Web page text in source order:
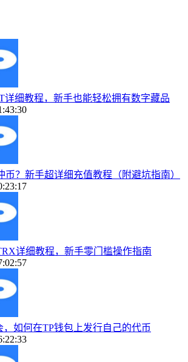
详细教程，新手也能轻松拥有数字藏品
币？新手超详细充值教程（附避坑指南）
详细教程，新手零门槛操作指南
，如何在TP钱包上发行自己的代币